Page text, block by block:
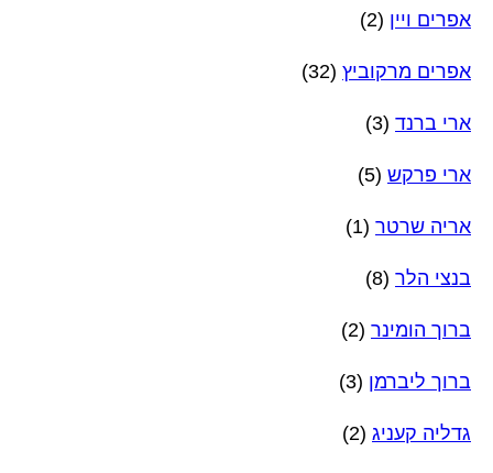
אפרים ויין (2)
אפרים מרקוביץ (32)
ארי ברנד (3)
ארי פרקש (5)
אריה שרטר (1)
בנצי הלר (8)
ברוך הומינר (2)
ברוך ליברמן (3)
גדליה קעניג (2)